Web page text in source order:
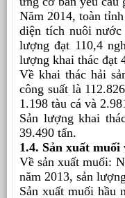
Năm 2014, toàn
diện tích nuôi
lượng đạt 110,4
lượng khai thác đạt
Về khai thác hải
công suất là
1.198 tàu cá và
Sản lượng khai
39.490 tấn.
1.4. Sản xuất muối
Về sản xuất muối:
năm 2013, sản
Sản xuất muối hầu